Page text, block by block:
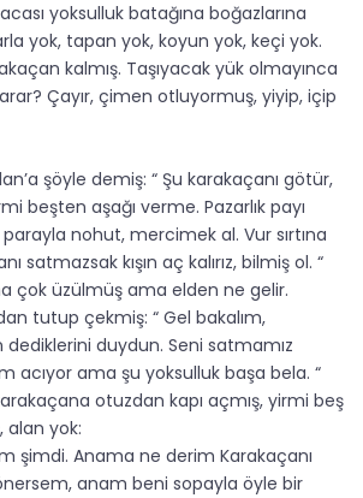
yoksulluk batağına boğazlarına
yok, tapan yok, koyun yok, keçi yok.
kalmış. Taşıyacak yük olmayınca
Çayır, çimen otluyormuş, yiyip, içip
şöyle demiş: “ Şu karakaçanı götür,
beşten aşağı verme. Pazarlık payı
parayla nohut, mercimek al. Vur sırtına
satmazsak kışın aç kalırız, bilmiş ol. “
çok üzülmüş ama elden ne gelir.
tutup çekmiş: “ Gel bakalım,
dediklerini duydun. Seni satmamız
acıyor ama şu yoksulluk başa bela. “
otuzdan kapı açmış, yirmi beş
alan yok:
şimdi. Anama ne derim Karakaçanı
anam beni sopayla öyle bir